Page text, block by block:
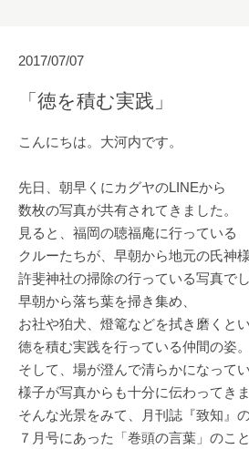
2017/07/07
「徳を積む実践」
こんにちは。大河内です。
先日、朝早くにカグヤのLINEから
数枚の写真が共有されてきました。
見ると、福岡の聴福庵に行っている
クルーたちが、早朝から地元の氏神
許斐神社の掃除の行っている写真でし
早朝から落ち葉を掃き集め、
お社や狛犬、燈篭などを拭き磨くと
徳を積む実践を行っている仲間の姿。
そして、場が澄んで清らかになって
様子が写真からも十分に伝わってきま
そんな光景をみて、月刊誌『致知』
７月号にあった「巻頭の言葉」のこ